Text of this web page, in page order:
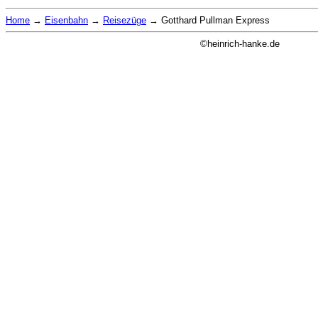
Home → Eisenbahn → Reisezüge → Gotthard Pullman Express
©heinrich-hanke.de